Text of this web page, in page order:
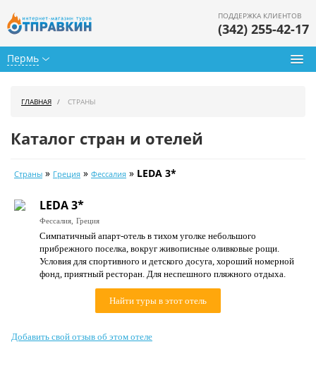
Пермь
ПОДДЕРЖКА КЛИЕНТОВ
(342) 255-42-17
Календарь туров
Цены дня
Страны
Как купить
ГЛАВНАЯ СТРАНЫ
Каталог стран и отелей
Страны » Греция » Фессалия » LEDA 3*
LEDA 3*
Фессалия, Греция
Симпатичный апарт-отель в тихом уголке небольшого
прибрежного поселка, вокруг живописные оливковые рощи.
Условия для спортивного и детского досуга, хороший номерной
фонд, приятный ресторан. Для неспешного пляжного отдыха.
Найти туры в этот отель
Добавить свой отзыв об этом отеле